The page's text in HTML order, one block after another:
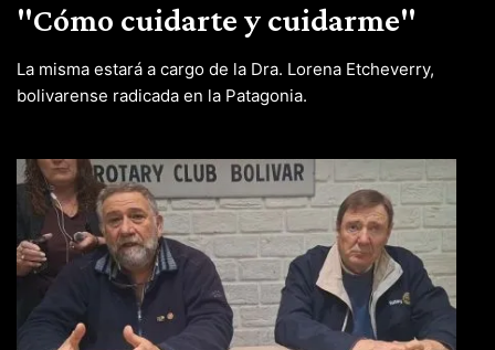
"Cómo cuidarte y cuidarme"
La misma estará a cargo de la Dra. Lorena Etcheverry,
bolivarense radicada en la Patagonia.